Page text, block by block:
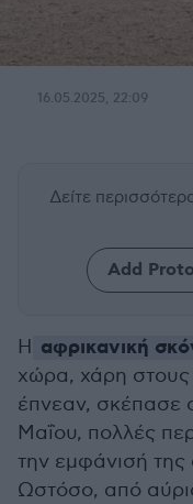
16.05.2025, 22:09
Δείτε
Add
Η αφρικανική
χώρα, χάρη στους
έπνεαν, σκέπασε
Μαΐου, πολλές
την εμφάνισή της
Ωστόσο, από